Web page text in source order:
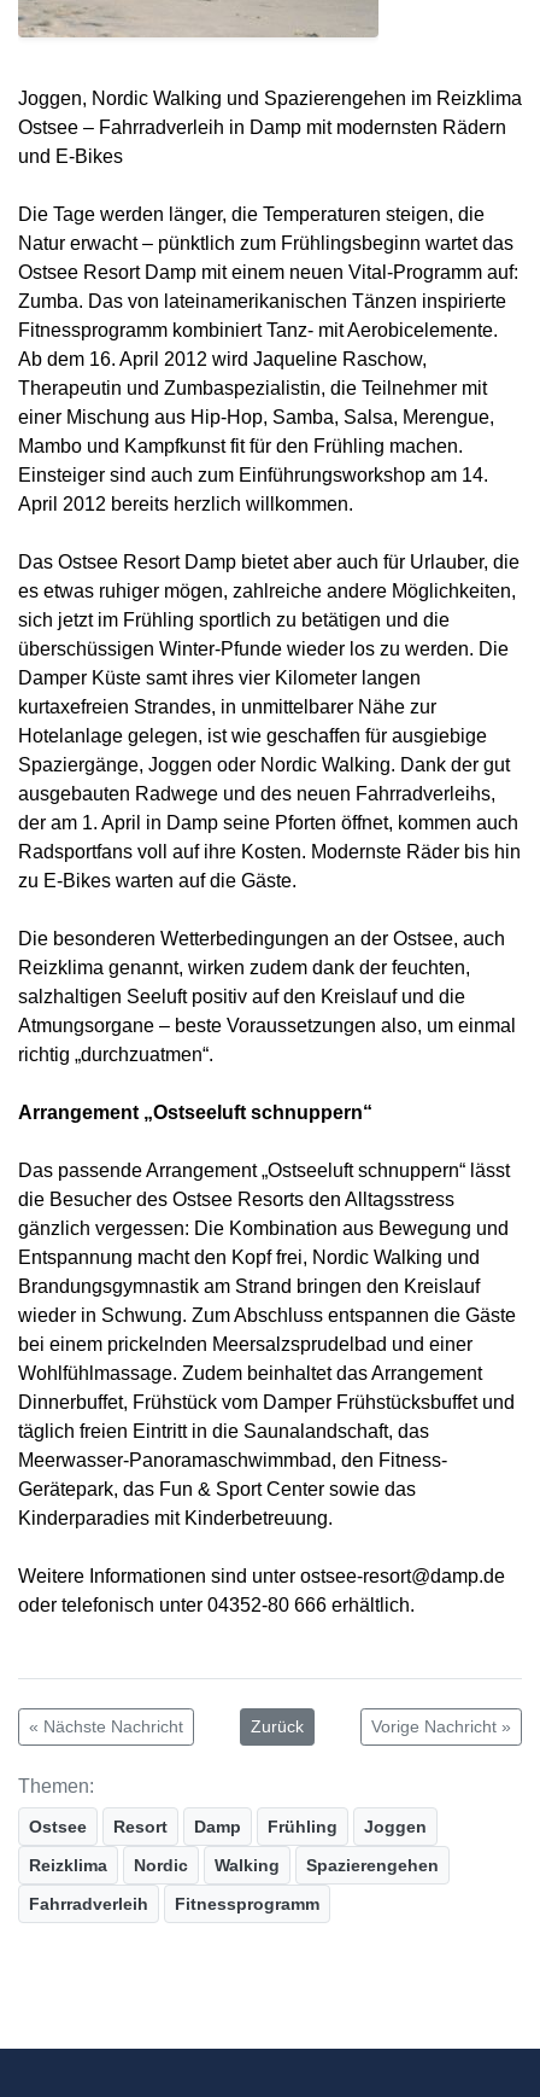
Joggen, Nordic Walking und Spazierengehen im Reizklima
Ostsee – Fahrradverleih in Damp mit modernsten Rädern
und E-Bikes
Die Tage werden länger, die Temperaturen steigen, die
Natur erwacht – pünktlich zum Frühlingsbeginn wartet das
Ostsee Resort Damp mit einem neuen Vital-Programm auf:
Zumba. Das von lateinamerikanischen Tänzen inspirierte
Fitnessprogramm kombiniert Tanz- mit Aerobicelemente.
Ab dem 16. April 2012 wird Jaqueline Raschow,
Therapeutin und Zumbaspezialistin, die Teilnehmer mit
einer Mischung aus Hip-Hop, Samba, Salsa, Merengue,
Mambo und Kampfkunst fit für den Frühling machen.
Einsteiger sind auch zum Einführungsworkshop am 14.
April 2012 bereits herzlich willkommen.
Das Ostsee Resort Damp bietet aber auch für Urlauber, die
es etwas ruhiger mögen, zahlreiche andere Möglichkeiten,
sich jetzt im Frühling sportlich zu betätigen und die
überschüssigen Winter-Pfunde wieder los zu werden. Die
Damper Küste samt ihres vier Kilometer langen
kurtaxefreien Strandes, in unmittelbarer Nähe zur
Hotelanlage gelegen, ist wie geschaffen für ausgiebige
Spaziergänge, Joggen oder Nordic Walking. Dank der gut
ausgebauten Radwege und des neuen Fahrradverleihs,
der am 1. April in Damp seine Pforten öffnet, kommen auch
Radsportfans voll auf ihre Kosten. Modernste Räder bis hin
zu E-Bikes warten auf die Gäste.
Die besonderen Wetterbedingungen an der Ostsee, auch
Reizklima genannt, wirken zudem dank der feuchten,
salzhaltigen Seeluft positiv auf den Kreislauf und die
Atmungsorgane – beste Voraussetzungen also, um einmal
richtig „durchzuatmen“.
Arrangement „Ostseeluft schnuppern“
Das passende Arrangement „Ostseeluft schnuppern“ lässt
die Besucher des Ostsee Resorts den Alltagsstress
gänzlich vergessen: Die Kombination aus Bewegung und
Entspannung macht den Kopf frei, Nordic Walking und
Brandungsgymnastik am Strand bringen den Kreislauf
wieder in Schwung. Zum Abschluss entspannen die Gäste
bei einem prickelnden Meersalzsprudelbad und einer
Wohlfühlmassage. Zudem beinhaltet das Arrangement
Dinnerbuffet, Frühstück vom Damper Frühstücksbuffet und
täglich freien Eintritt in die Saunalandschaft, das
Meerwasser-Panoramaschwimmbad, den Fitness-
Gerätepark, das Fun & Sport Center sowie das
Kinderparadies mit Kinderbetreuung.
Weitere Informationen sind unter ostsee-resort@damp.de
oder telefonisch unter 04352-80 666 erhältlich.
« Nächste Nachricht Zurück Vorige Nachricht »
Themen:
Ostsee Resort Damp Frühling
Joggen
Reizklima
Nordic Walking
Spazierengehen
Fahrradverleih
Fitnessprogramm